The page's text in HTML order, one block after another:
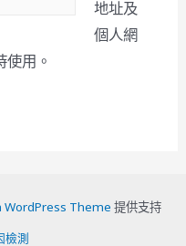
地址及
個人網
用。
WordPress Theme 提供支持
檢測